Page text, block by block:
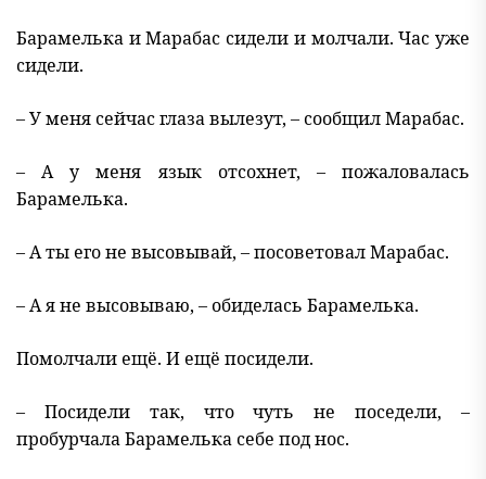
Барамелька и Марабас сидели и молчали. Час уже
сидели.
– У меня сейчас глаза вылезут, – сообщил Марабас.
– А у меня язык отсохнет, – пожаловалась
Барамелька.
– А ты его не высовывай, – посоветовал Марабас.
– А я не высовываю, – обиделась Барамелька.
Помолчали ещё. И ещё посидели.
– Посидели так, что чуть не поседели, –
пробурчала Барамелька себе под нос.